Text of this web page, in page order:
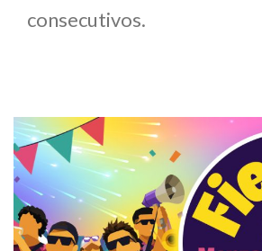
consecutivos.